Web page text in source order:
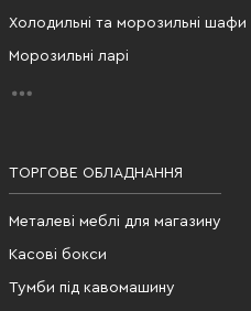
Холодильні та морозильні шафи
Морозильні ларі
ТОРГОВЕ ОБЛАДНАННЯ
Металеві меблі для магазину
Касові бокси
Тумби під кавомашину